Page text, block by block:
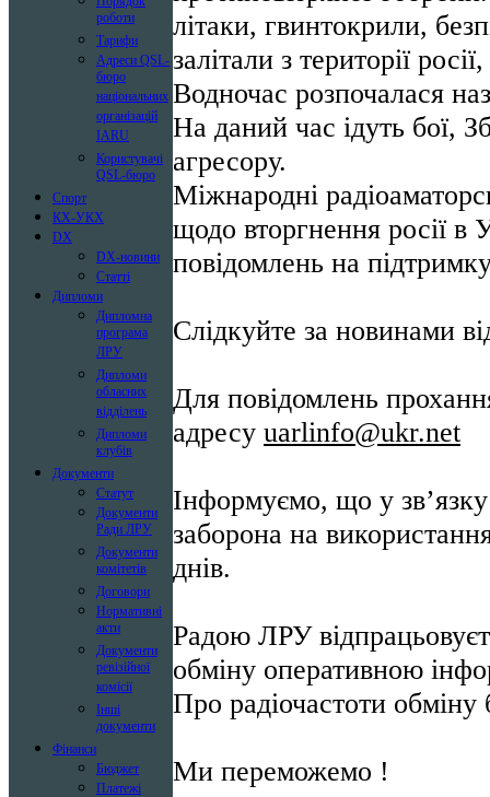
роботи
Тарифи
Адреси QSL-
бюро
національних
організацій
IARU
Користувачі
QSL-бюро
Спорт
КХ-УКХ
DX
DX-новини
Статті
Дипломи
Дипломна
програма
ЛРУ
Дипломи
обласних
відділень
Дипломи
клубів
Документи
Статут
Документи
Ради ЛРУ
Документи
комітетів
Договори
Нормативні
акти
Документи
ревізійної
комісії
Інші
документи
Фінанси
Бюджет
Платежі
літаки, гвинтокрили,
залітали з території
Водночас розпочалася
На даний час ідуть бої,
агресору.
Міжнародні
щодо вторгнення росії в
повідомлень на
Слідкуйте за новинами
Для повідомлень
адресу uarlinfo@ukr.net
Інформуємо, що у
заборона на
днів.
Радою ЛРУ
обміну оперативною
Про радіочастоти обміну
Ми переможемо !